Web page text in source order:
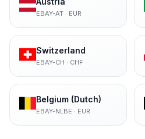
EBAY-AT· EUR
Switzerland
EBAY-CH · CHF
Belgium (Dutch)
EBAY-NLBE · EUR